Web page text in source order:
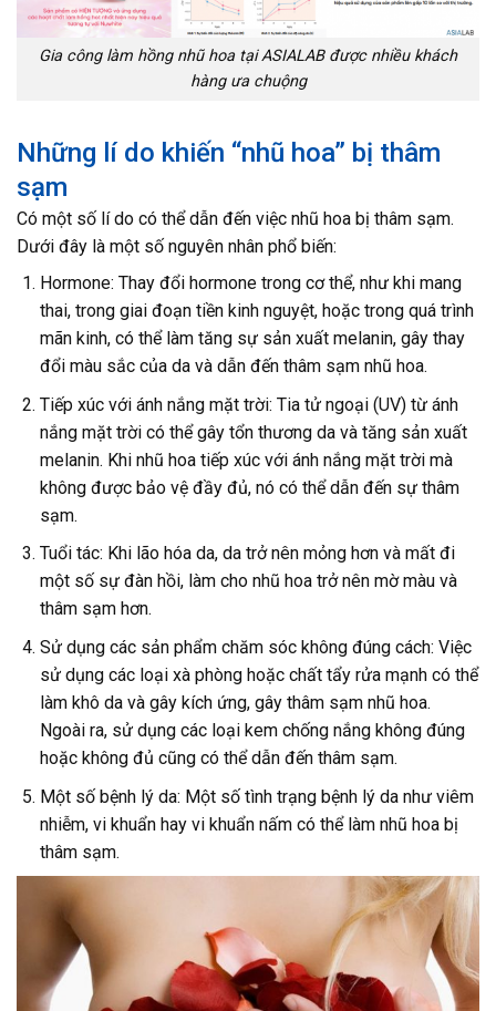
Gia công làm hồng nhũ hoa tại ASIALAB được nhiều khách
hàng ưa chuộng
Những lí do khiến “nhũ hoa” bị thâm
sạm
Có một số lí do có thể dẫn đến việc nhũ hoa bị thâm sạm.
Dưới đây là một số nguyên nhân phổ biến:
Hormone: Thay đổi hormone trong cơ thể, như khi mang
thai, trong giai đoạn tiền kinh nguyệt, hoặc trong quá trình
mãn kinh, có thể làm tăng sự sản xuất melanin, gây thay
đổi màu sắc của da và dẫn đến thâm sạm nhũ hoa.
Tiếp xúc với ánh nắng mặt trời: Tia tử ngoại (UV) từ ánh
nắng mặt trời có thể gây tổn thương da và tăng sản xuất
melanin. Khi nhũ hoa tiếp xúc với ánh nắng mặt trời mà
không được bảo vệ đầy đủ, nó có thể dẫn đến sự thâm
sạm.
Tuổi tác: Khi lão hóa da, da trở nên mỏng hơn và mất đi
một số sự đàn hồi, làm cho nhũ hoa trở nên mờ màu và
thâm sạm hơn.
Sử dụng các sản phẩm chăm sóc không đúng cách: Việc
sử dụng các loại xà phòng hoặc chất tẩy rửa mạnh có thể
làm khô da và gây kích ứng, gây thâm sạm nhũ hoa.
Ngoài ra, sử dụng các loại kem chống nắng không đúng
hoặc không đủ cũng có thể dẫn đến thâm sạm.
Một số bệnh lý da: Một số tình trạng bệnh lý da như viêm
nhiễm, vi khuẩn hay vi khuẩn nấm có thể làm nhũ hoa bị
thâm sạm.